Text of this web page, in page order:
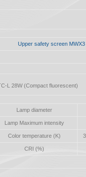
Upper safety screen MWX3
L 28W (Compact fluorescent)
Lamp diameter
Lamp Maximum intensity
Color temperature (K)
CRI (%)